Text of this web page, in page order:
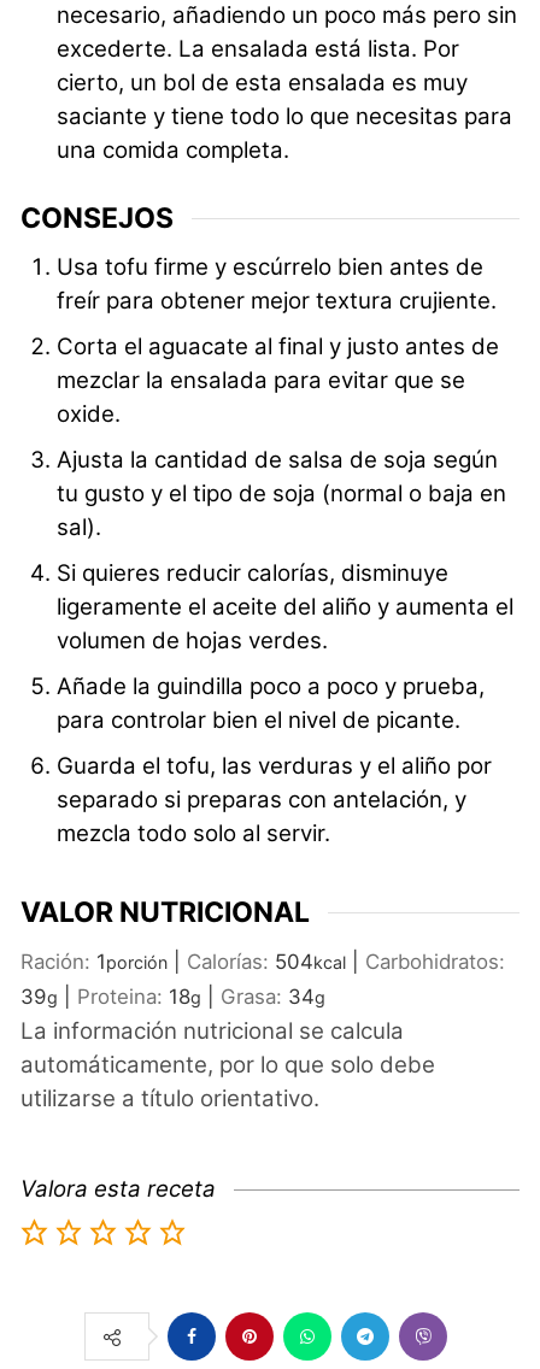
necesario, añadiendo un poco más pero sin
excederte. La ensalada está lista. Por
cierto, un bol de esta ensalada es muy
saciante y tiene todo lo que necesitas para
una comida completa.
CONSEJOS
Usa tofu firme y escúrrelo bien antes de
freír para obtener mejor textura crujiente.
Corta el aguacate al final y justo antes de
mezclar la ensalada para evitar que se
oxide.
Ajusta la cantidad de salsa de soja según
tu gusto y el tipo de soja (normal o baja en
sal).
Si quieres reducir calorías, disminuye
ligeramente el aceite del aliño y aumenta el
volumen de hojas verdes.
Añade la guindilla poco a poco y prueba,
para controlar bien el nivel de picante.
Guarda el tofu, las verduras y el aliño por
separado si preparas con antelación, y
mezcla todo solo al servir.
VALOR NUTRICIONAL
Ración: 1porción Calorías: 504kcal
Carbohidratos:
39g Proteina: 18g Grasa: 34g
La información nutricional se calcula
automáticamente, por lo que solo debe
utilizarse a título orientativo.
Valora esta receta